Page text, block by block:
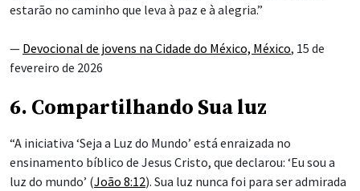
estarão no caminho que leva à paz e à alegria.”
— Devocional de jovens na Cidade do México, México, 15 de
fevereiro de 2026
6. Compartilhando Sua luz
“A iniciativa ‘Seja a Luz do Mundo’ está enraizada no
ensinamento bíblico de Jesus Cristo, que declarou: ‘Eu sou a
luz do mundo’ (João 8:12). Sua luz nunca foi para ser admirada